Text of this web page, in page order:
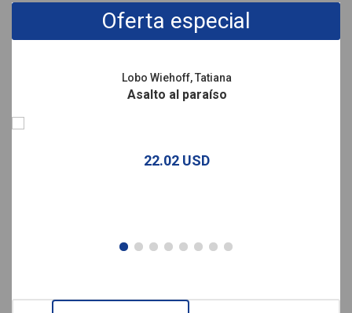
PromocionesOferta especial
Lobo Wiehoff, Tatiana
Asalto al paraíso
22.02 USD